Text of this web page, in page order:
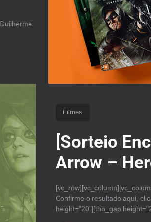
Filmes
[Sorteio
Arrow –
Confirme o resultado aqui,
height="20"][thb_gap